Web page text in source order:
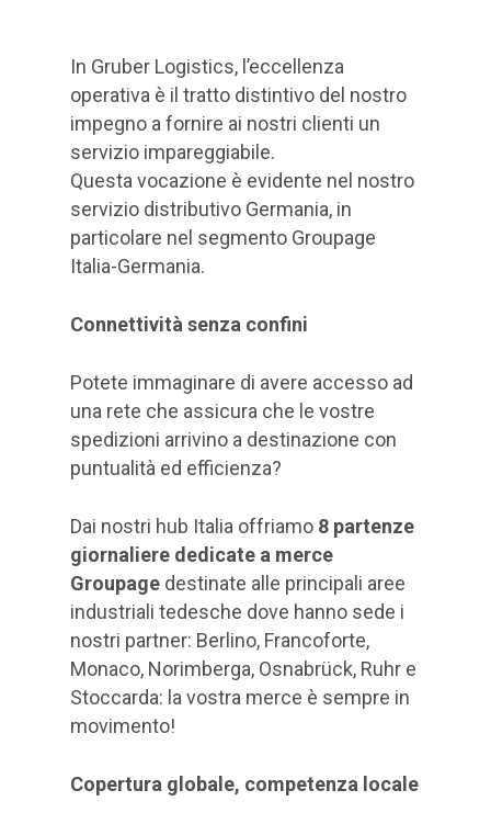
In Gruber Logistics, l’eccellenza
operativa è il tratto distintivo del nostro
impegno a fornire ai nostri clienti un
servizio impareggiabile.
Questa vocazione è evidente nel nostro
servizio distributivo Germania, in
particolare nel segmento Groupage
Italia-Germania.
Connettività senza confini
Potete immaginare di avere accesso ad
una rete che assicura che le vostre
spedizioni arrivino a destinazione con
puntualità ed efficienza?
Dai nostri hub Italia offriamo 8 partenze
giornaliere dedicate a merce
Groupage destinate alle principali aree
industriali tedesche dove hanno sede i
nostri partner: Berlino, Francoforte,
Monaco, Norimberga, Osnabrück, Ruhr e
Stoccarda: la vostra merce è sempre in
movimento!
Copertura globale, competenza locale